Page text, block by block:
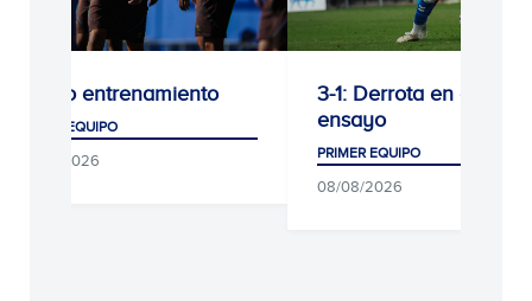
Último entrenamiento
PRIMER EQUIPO
09/08/2026
3-1: Derrota en el
ensayo
PRIMER EQUIPO
08/08/2026